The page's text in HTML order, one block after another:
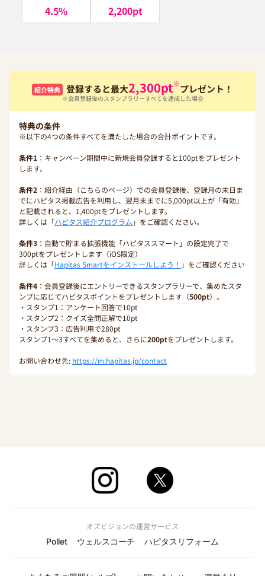
ア）
4.5% 2,200pt
紹介特典 登録すると最大2,300pt※プレゼント！
※会員登録後のスタンプラリーすべてを達成した場合
特典の条件
※以下の4つの条件すべてを満たした場合の合計ポイントです。
条件1 ：キャンペーン期間中に新規会員登録すると100ptをプレゼント
します。
条件2 ：紹介経由（こちらのページ）での会員登録後、登録月の末日ま
でにハピタス掲載広告を利用し、翌月末までに5,000pt以上が「有効」
と記載されると、1,400ptをプレゼントします。
詳しくは「ハピタス紹介プログラム 」をご確認ください。
条件3 ：自動で貯まる拡張機能「ハピタススマート」の設定完了で
300ptをプレゼントします（iOS限定）
詳しくは「Hapitas Smartをインストールしよう！ 」をご確認ください
条件4 ：会員登録後にエントリーできるスタンプラリーで、集めたスタ
ンプに応じてハピタスポイントをプレゼントします（500pt）。
・スタンプ1：アンケート回答で10pt
・スタンプ2：クイズ全問正解で10pt
・スタンプ3：広告利用で280pt
スタンプ1〜3すべてを集めると、さらに200ptをプレゼントします。
お問い合わせ先: https://m.hapitas.jp/contact
オズビジョンの運営サービス
Pollet
ウェルスコーチ ハピタスリフォーム